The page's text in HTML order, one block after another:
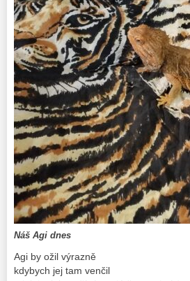
Náš Agi dnes
Agi by ožil výrazně
kdybych jej tam venčil